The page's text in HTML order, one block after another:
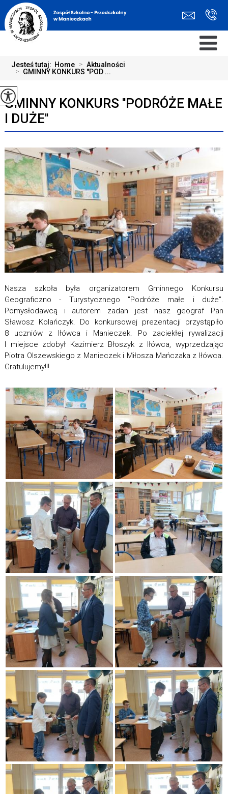
Jesteś tutaj: Home > Aktualności
> GMINNY KONKURS ''POD ...
GMINNY KONKURS ''PODRÓŻE MAŁE
I DUŻE''
Nasza szkoła była organizatorem Gminnego Konkursu
Geograficzno - Turystycznego "Podróże małe i duże".
Pomysłodawcą i autorem zadan jest nasz geograf Pan
Sławosz Kolańczyk. Do konkursowej prezentacji przystąpiło
8 uczniów z Iłówca i Manieczek. Po zaciekłej rywalizacji
I miejsce zdobył Kazimierz Błoszyk z Iłówca, wyprzedzając
Piotra Olszewskiego z Manieczek i Miłosza Mańczaka z Iłówca.
Gratulujemy!!!